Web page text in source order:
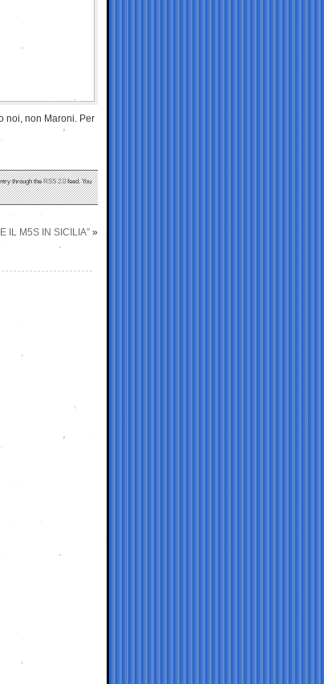
noi, non Maroni. Per
through theRSS 2.0feed. You
IL M5S IN SICILIA” »